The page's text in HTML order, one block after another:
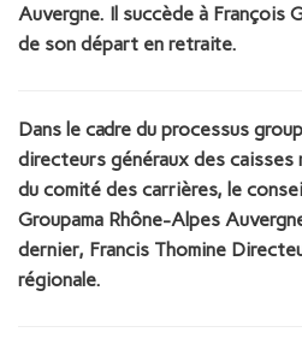
Auvergne. Il succède à François
de son départ en retraite.
Dans le cadre du processus
directeurs généraux des caisses
du comité des carrières, le
Groupama Rhône-Alpes
dernier, Francis Thomine
régionale.